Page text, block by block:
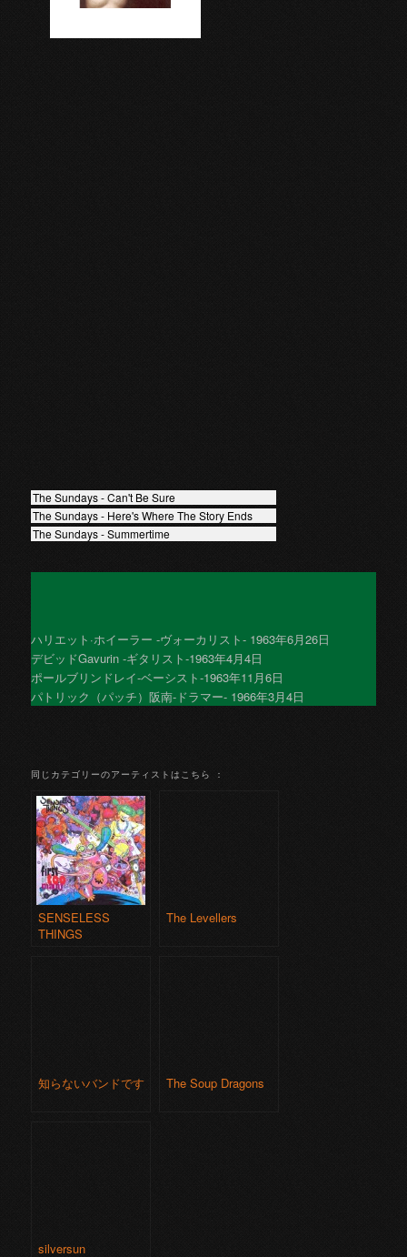
The Sundays - Can't Be Sure
The Sundays - Here's Where The Story Ends
The Sundays - Summertime
ハリエット·ホイーラー -ヴォーカリスト- 1963年6月26日
デビッドGavurin -ギタリスト-1963年4月4日
ポールブリンドレイ-ベーシスト-1963年11月6日
パトリック（パッチ）阪南-ドラマー- 1966年3月4日
同じカテゴリーのアーティストはこちら ：
SENSELESS
THINGS
The Levellers
知らないバンドです The Soup Dragons
silversun